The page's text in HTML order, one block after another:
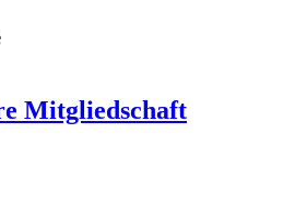
Mitgliedschaft